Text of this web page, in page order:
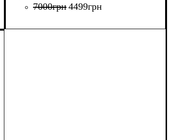
7000грн4499грн